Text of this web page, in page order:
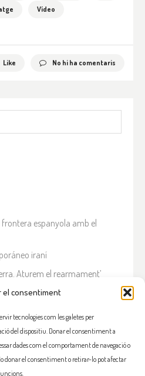
el consentiment
tecnologies com les galetes per
del dispositiu. Donar el consentiment a
dades com el comportament de navegació o
donar el consentiment o retirar-lo pot afectar
Vídeo
Like No hi ha comentaris
espanyola amb el
iraní
Aturem el rearmament’